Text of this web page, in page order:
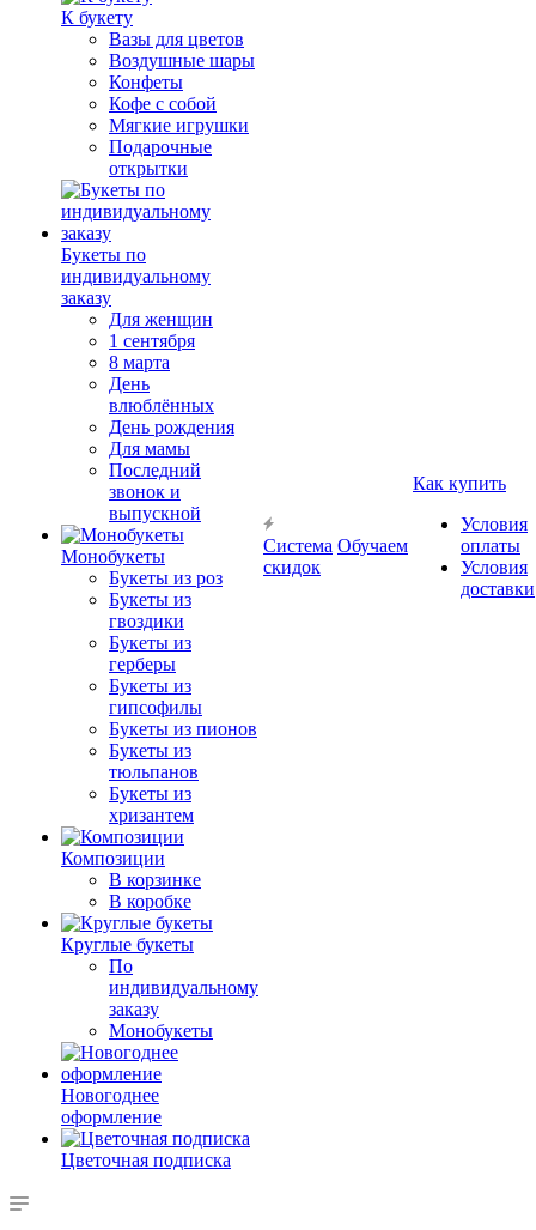
К букету
Вазы для цветов
Воздушные шары
Конфеты
Кофе с собой
Мягкие игрушки
Подарочные
открытки
Букеты по
индивидуальному
заказу
Для женщин
1 сентября
8 марта
День
влюблённых
День рождения
Для мамы
Последний
звонок и
выпускной
Монобукеты
Букеты из роз
Букеты из
гвоздики
Букеты из
герберы
Букеты из
гипсофилы
Букеты из пионов
Букеты из
тюльпанов
Букеты из
хризантем
Композиции
В корзинке
В коробке
Круглые букеты
По
индивидуальному
заказу
Монобукеты
Новогоднее
оформление
Цветочная подписка
Система
скидок
Обучаем
Как купить
Условия
оплаты
Условия
доставки